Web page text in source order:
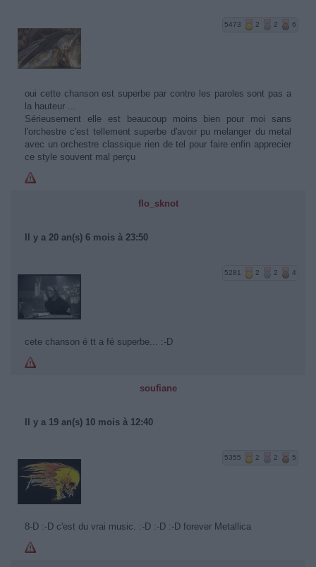
5473 2 2 6
oui cette chanson est superbe par contre les paroles sont pas a
la hauteur ...
Sérieusement elle est beaucoup moins bien pour moi sans
l'orchestre c'est tellement superbe d'avoir pu melanger du metal
avec un orchestre classique rien de tel pour faire enfin apprecier
ce style souvent mal perçu
flo_sknot
Il y a 20 an(s) 6 mois à 23:50
5281 2 2 4
cete chanson é tt a fé superbe... :-D
soufiane
Il y a 19 an(s) 10 mois à 12:40
5355 2 2 5
8-D :-D c'est du vrai music. :-D :-D :-D forever Metallica